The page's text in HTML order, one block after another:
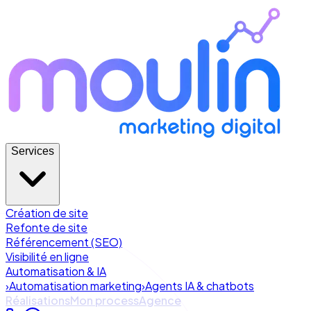
Services
Création de site
Refonte de site
Référencement (SEO)
Visibilité en ligne
Automatisation & IA
›Automatisation marketing›Agents IA & chatbots
RéalisationsMon processAgence